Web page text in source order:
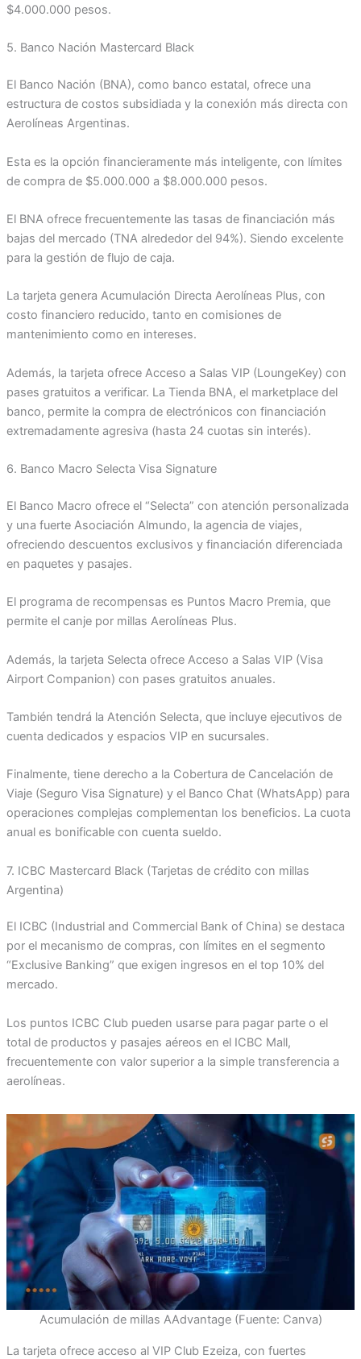
$4.000.000 pesos.
5. Banco Nación Mastercard Black
El Banco Nación (BNA), como banco estatal, ofrece una
estructura de costos subsidiada y la conexión más directa con
Aerolíneas Argentinas.
Esta es la opción financieramente más inteligente, con límites
de compra de $5.000.000 a $8.000.000 pesos.
El BNA ofrece frecuentemente las tasas de financiación más
bajas del mercado (TNA alrededor del 94%). Siendo excelente
para la gestión de flujo de caja.
La tarjeta genera Acumulación Directa Aerolíneas Plus, con
costo financiero reducido, tanto en comisiones de
mantenimiento como en intereses.
Además, la tarjeta ofrece Acceso a Salas VIP (LoungeKey) con
pases gratuitos a verificar. La Tienda BNA, el marketplace del
banco, permite la compra de electrónicos con financiación
extremadamente agresiva (hasta 24 cuotas sin interés).
6. Banco Macro Selecta Visa Signature
El Banco Macro ofrece el “Selecta” con atención personalizada
y una fuerte Asociación Almundo, la agencia de viajes,
ofreciendo descuentos exclusivos y financiación diferenciada
en paquetes y pasajes.
El programa de recompensas es Puntos Macro Premia, que
permite el canje por millas Aerolíneas Plus.
Además, la tarjeta Selecta ofrece Acceso a Salas VIP (Visa
Airport Companion) con pases gratuitos anuales.
También tendrá la Atención Selecta, que incluye ejecutivos de
cuenta dedicados y espacios VIP en sucursales.
Finalmente, tiene derecho a la Cobertura de Cancelación de
Viaje (Seguro Visa Signature) y el Banco Chat (WhatsApp) para
operaciones complejas complementan los beneficios. La cuota
anual es bonificable con cuenta sueldo.
7. ICBC Mastercard Black (Tarjetas de crédito con millas
Argentina)
El ICBC (Industrial and Commercial Bank of China) se destaca
por el mecanismo de compras, con límites en el segmento
“Exclusive Banking” que exigen ingresos en el top 10% del
mercado.
Los puntos ICBC Club pueden usarse para pagar parte o el
total de productos y pasajes aéreos en el ICBC Mall,
frecuentemente con valor superior a la simple transferencia a
aerolíneas.
Acumulación de millas AAdvantage (Fuente: Canva)
La tarjeta ofrece acceso al VIP Club Ezeiza, con fuertes